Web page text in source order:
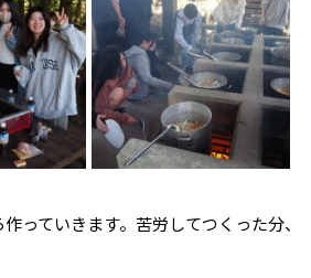
っていきます。苦労してつくった分、